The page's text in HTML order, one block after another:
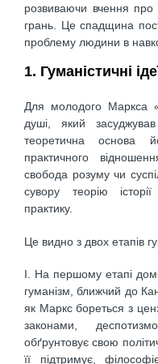
розвиваючи вчення
грань. Це спадщина
проблему людини в
1. Гуманістичні
Для молодого Маркса
душі, який
теоретична основа
практичного
свобода розуму чи
сувору теорію
практику.
Це видно з двох етапів
І. На першому етапі
гуманізм, ближчий до
як Маркс бореться з
законами,
обґрунтовує свою
її підтримує,